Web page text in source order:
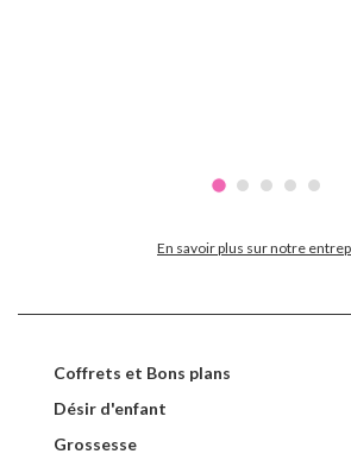
En savoir plus sur notre
Coffrets et Bons plans
Désir d'enfant
Grossesse